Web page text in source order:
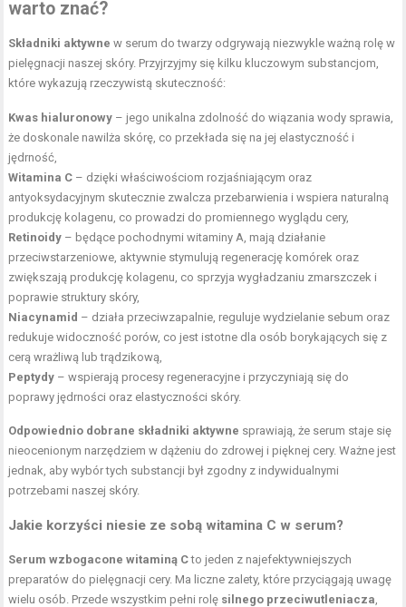
warto znać?
Składniki aktywne w serum do twarzy odgrywają niezwykle ważną rolę w
pielęgnacji naszej skóry. Przyjrzyjmy się kilku kluczowym substancjom,
które wykazują rzeczywistą skuteczność:
Kwas hialuronowy – jego unikalna zdolność do wiązania wody sprawia,
że doskonale nawilża skórę, co przekłada się na jej elastyczność i
jędrność,
Witamina C – dzięki właściwościom rozjaśniającym oraz
antyoksydacyjnym skutecznie zwalcza przebarwienia i wspiera naturalną
produkcję kolagenu, co prowadzi do promiennego wyglądu cery,
Retinoidy – będące pochodnymi witaminy A, mają działanie
przeciwstarzeniowe, aktywnie stymulują regenerację komórek oraz
zwiększają produkcję kolagenu, co sprzyja wygładzaniu zmarszczek i
poprawie struktury skóry,
Niacynamid – działa przeciwzapalnie, reguluje wydzielanie sebum oraz
redukuje widoczność porów, co jest istotne dla osób borykających się z
cerą wrażliwą lub trądzikową,
Peptydy – wspierają procesy regeneracyjne i przyczyniają się do
poprawy jędrności oraz elastyczności skóry.
Odpowiednio dobrane składniki aktywne sprawiają, że serum staje się
nieocenionym narzędziem w dążeniu do zdrowej i pięknej cery. Ważne jest
jednak, aby wybór tych substancji był zgodny z indywidualnymi
potrzebami naszej skóry.
Jakie korzyści niesie ze sobą witamina C w serum?
Serum wzbogacone witaminą Cto jeden z najefektywniejszych
preparatów do pielęgnacji cery. Ma liczne zalety, które przyciągają uwagę
wielu osób. Przede wszystkim pełni rolę silnego przeciwutleniacza